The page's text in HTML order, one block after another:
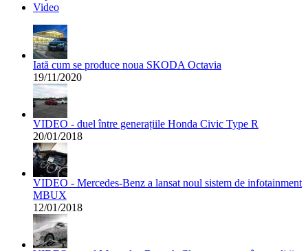
Video
Iată cum se produce noua SKODA Octavia
19/11/2020
VIDEO - duel între generațiile Honda Civic Type R
20/01/2018
VIDEO - Mercedes-Benz a lansat noul sistem de infotainment
MBUX
12/01/2018